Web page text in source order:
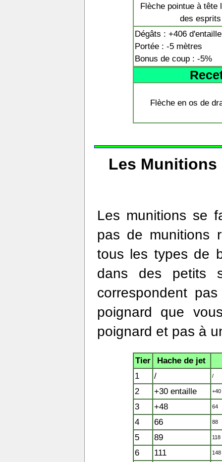
Flèche pointue à tête
des esprits
Dégâts : +406 d'entaille
Portée : -5 mètres
Bonus de coup : -5%
Flèche en os de
Les Munitions
Les munitions se
pas de munitions
tous les types de
dans des petits
correspondent
poignard que
poignard et pas à
Tier
Hache de jet
1
/ /
2 +30 entaille
3 +48 64
4 66 88
5 89 118
6 111 148